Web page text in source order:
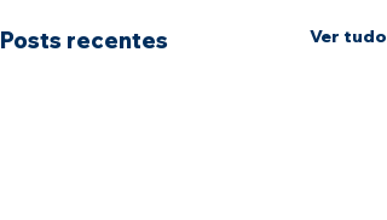
Posts recentes Ver tudo